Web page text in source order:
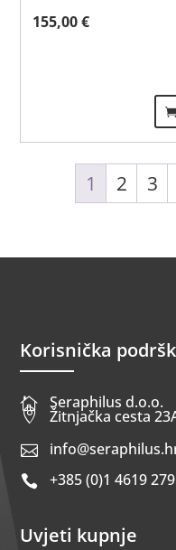
155,00€
1 2 3
Korisnička
 Seraphilus d.o.o.
 Žitnjačka cesta

 +385 (0)1 4619 279
Uvjeti kupnje